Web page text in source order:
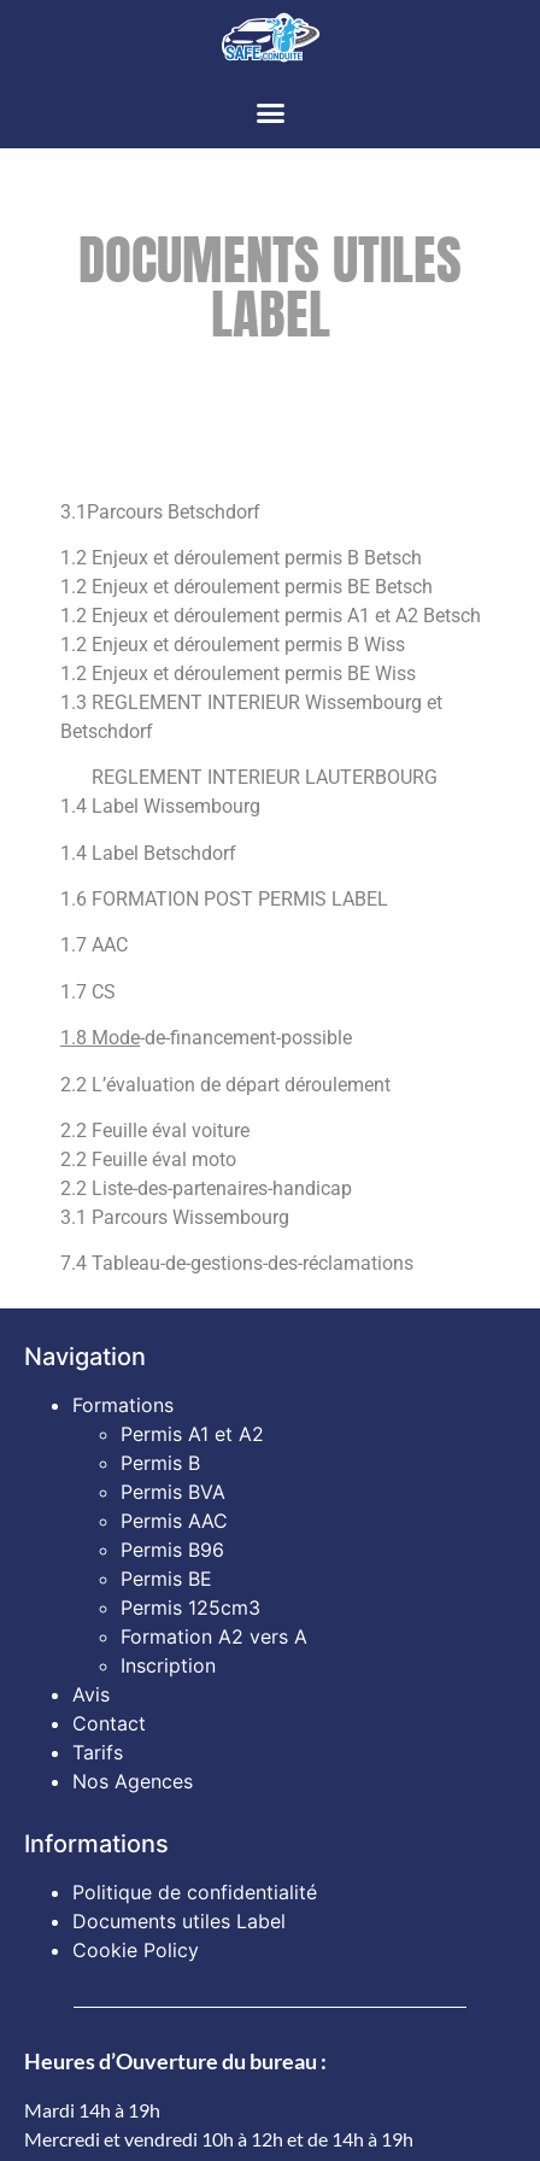
DOCUMENTS UTILES
LABEL
3.1Parcours Betschdorf
1.2 Enjeux et déroulement permis B Betsch
1.2 Enjeux et déroulement permis BE Betsch
1.2 Enjeux et déroulement permis A1 et A2 Betsch
1.2 Enjeux et déroulement permis B Wiss
1.2 Enjeux et déroulement permis BE Wiss
1.3 REGLEMENT INTERIEUR Wissembourg et
Betschdorf
REGLEMENT INTERIEUR LAUTERBOURG
1.4 Label Wissembourg
1.4 Label Betschdorf
1.6 FORMATION POST PERMIS LABEL
1.7 AAC
1.7 CS
1.8 Mode-de-financement-possible
2.2 L’évaluation de départ déroulement
2.2 Feuille éval voiture
2.2 Feuille éval moto
2.2 Liste-des-partenaires-handicap
3.1 Parcours Wissembourg
7.4 Tableau-de-gestions-des-réclamations
Navigation
Formations
Permis A1 et A2
Permis B
Permis BVA
Permis AAC
Permis B96
Permis BE
Permis 125cm3
Formation A2 vers A
Inscription
Avis
Contact
Tarifs
Nos Agences
Informations
Politique de confidentialité
Documents utiles Label
Cookie Policy
Heures d’Ouverture du bureau :
Mardi 14h à 19h
Mercredi et vendredi 10h à 12h et de 14h à 19h